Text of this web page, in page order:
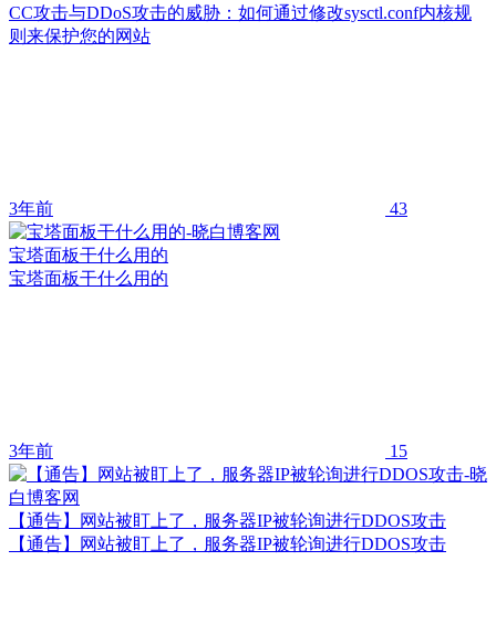
CC攻击与DDoS攻击的威胁：如何通过修改sysctl.conf内核规
则来保护您的网站
3年前 43
宝塔面板干什么用的
宝塔面板干什么用的
3年前 15
【通告】网站被盯上了，服务器IP被轮询进行DDOS攻击
【通告】网站被盯上了，服务器IP被轮询进行DDOS攻击